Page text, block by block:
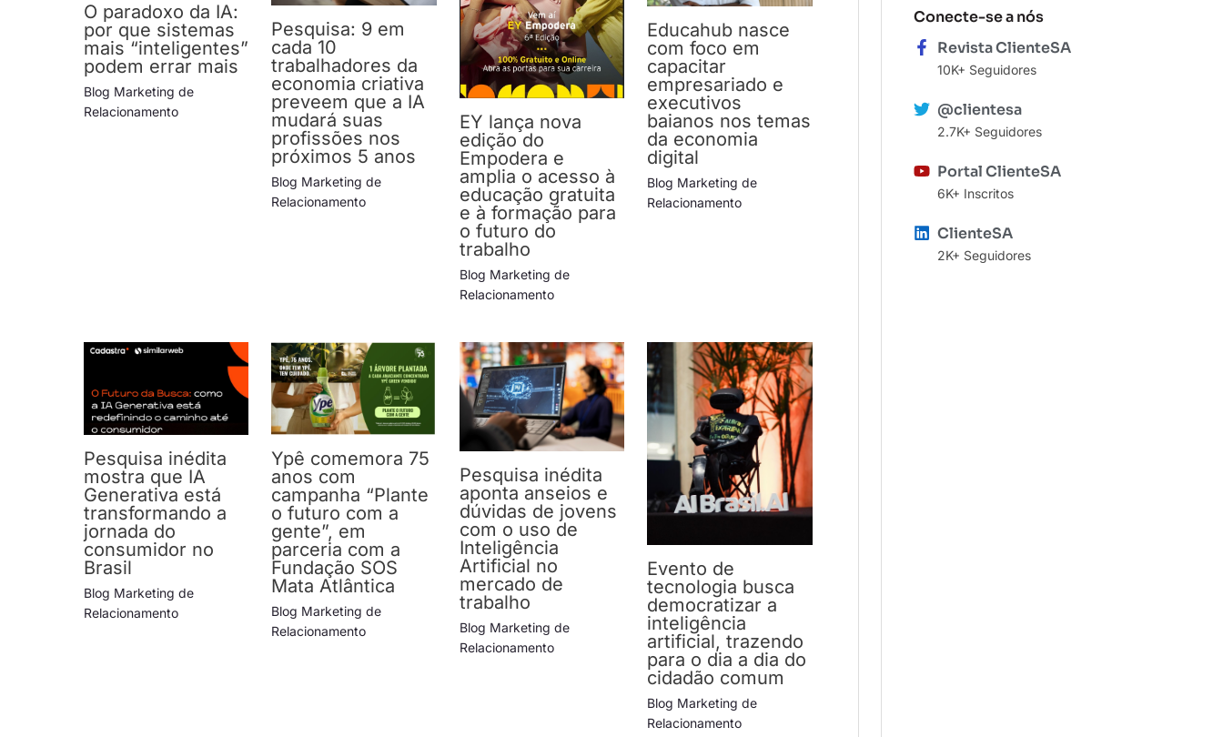
O paradoxo da IA:
por que sistemas
mais “inteligentes”
podem errar mais
Blog Marketing de
Relacionamento
Pesquisa: 9 em
cada 10
trabalhadores da
economia criativa
preveem que a IA
mudará suas
profissões nos
próximos 5 anos
Blog Marketing de
Relacionamento
EY lança nova
edição do
Empodera e
amplia o acesso à
educação gratuita
e à formação para
o futuro do
trabalho
Blog Marketing de
Relacionamento
Educahub nasce
com foco em
capacitar
empresariado e
executivos
baianos nos temas
da economia
digital
Blog Marketing de
Relacionamento
Pesquisa inédita
mostra que IA
Generativa está
transformando a
jornada do
consumidor no
Brasil
Blog Marketing de
Relacionamento
Ypê comemora 75
anos com
campanha “Plante
o futuro com a
gente”, em
parceria com a
Fundação SOS
Mata Atlântica
Blog Marketing de
Relacionamento
Pesquisa inédita
aponta anseios e
dúvidas de jovens
com o uso de
Inteligência
Artificial no
mercado de
trabalho
Blog Marketing de
Relacionamento
Evento de
tecnologia busca
democratizar a
inteligência
artificial, trazendo
para o dia a dia do
cidadão comum
Blog Marketing de
Relacionamento
Conecte-se a nós
Revista ClienteSA
10K+ Seguidores
@clientesa
2.7K+ Seguidores
Portal ClienteSA
6K+ Inscritos
ClienteSA
2K+ Seguidores